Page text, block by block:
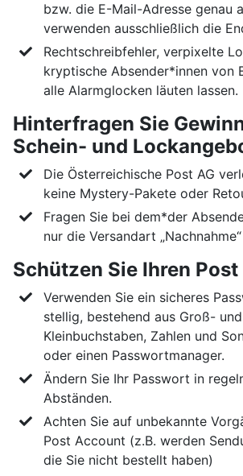
bzw. die E-Mail-Adresse genau
verwenden ausschließlich die
Rechtschreibfehler, verpixelte
kryptische Absender*innen von
alle Alarmglocken läuten lassen.
Hinterfragen Sie
Schein- und
Die Österreichische Post AG
keine Mystery-Pakete oder
Fragen Sie bei dem*der
nur die Versandart
Schützen Sie Ihren
Verwenden Sie ein sicheres
stellig, bestehend aus Groß- und
Kleinbuchstaben, Zahlen und
oder einen Passwortmanager.
Ändern Sie Ihr Passwort in
Abständen.
Achten Sie auf unbekannte
Post Account (z.B. werden
die Sie nicht bestellt haben)